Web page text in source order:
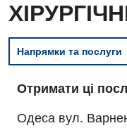
Напрямки та послуги
Отримати ці
Одеса вул.